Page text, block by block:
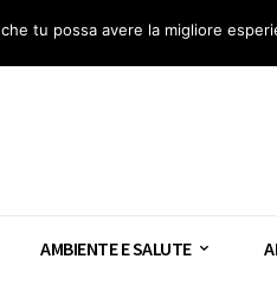
Guardia Nazionale Amianto – AGN
AMBIENTE E SALUTE
tu possa avere la migliore